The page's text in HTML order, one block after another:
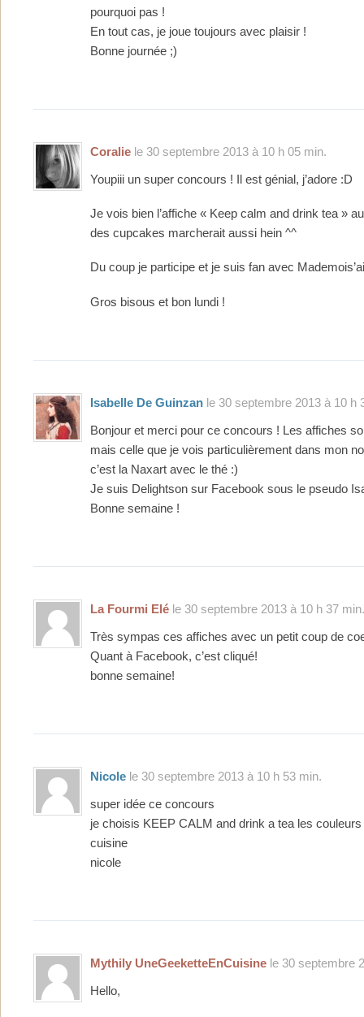
pourquoi pas !
En tout cas, je joue toujours avec plaisir !
Bonne journée ;)
Coralie le 30 septembre 2013 à 10 h 05 min.
Youpiii un super concours ! Il est génial, j’adore :D
Je vois bien l’affiche « Keep calm and drink tea »
des cupcakes marcherait aussi hein ^^
Du coup je participe et je suis fan avec
Gros bisous et bon lundi !
Isabelle De Guinzan le 30 septembre 2013 à 10 h
Bonjour et merci pour ce concours ! Les affiches
mais celle que je vois particulièrement dans mon
c’est la Naxart avec le thé :)
Je suis Delightson sur Facebook sous le pseudo
Bonne semaine !
La Fourmi Elé le 30 septembre 2013 à 10 h 37 min.
Très sympas ces affiches avec un petit coup de
Quant à Facebook, c’est cliqué!
bonne semaine!
Nicole le 30 septembre 2013 à 10 h 53 min.
super idée ce concours
je choisis KEEP CALM and drink a tea les
cuisine
nicole
Mythily UneGeeketteEnCuisine le 30 septembre
Hello,